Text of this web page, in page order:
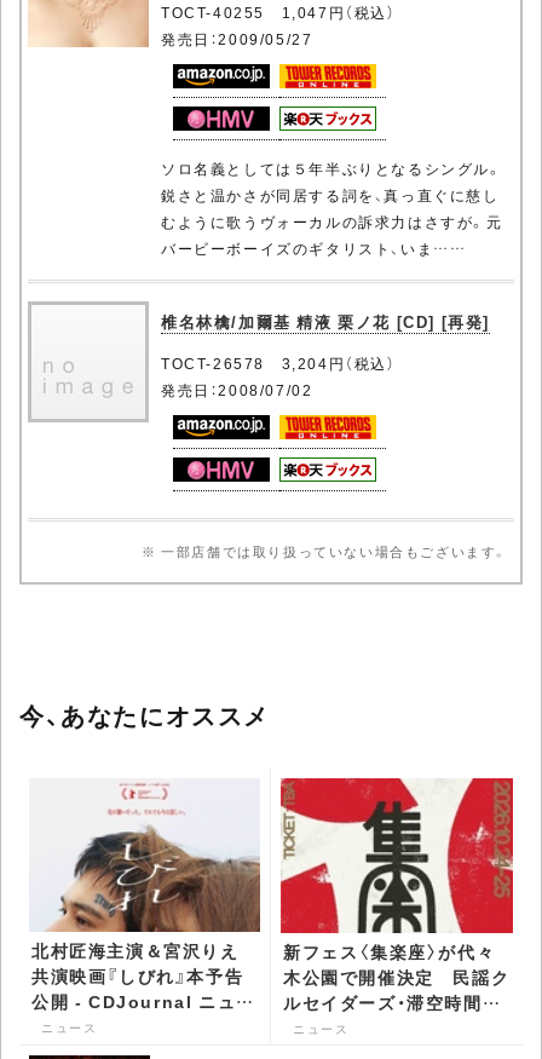
TOCT-40255 1,047円（税込）
発売日：2009/05/27
ソロ名義としては５年半ぶりとなるシングル。
鋭さと温かさが同居する詞を、真っ直ぐに慈し
むように歌うヴォーカルの訴求力はさすが。元
バービーボーイズのギタリスト、いま……
椎名林檎/加爾基 精液 栗ノ花 [CD] [再発]
TOCT-26578 3,204円（税込）
発売日：2008/07/02
※ 一部店舗では取り扱っていない場合もございます。
今、あなたにオススメ
北村匠海主演＆宮沢りえ
共演映画『しびれ』本予告
公開 - CDJournal ニュー
ス
ニュース
新フェス〈集楽座〉が代々
木公園で開催決定 民謡ク
ルセイダーズ・滞空時間ら
第1弾出演者が発表 -
ニュース